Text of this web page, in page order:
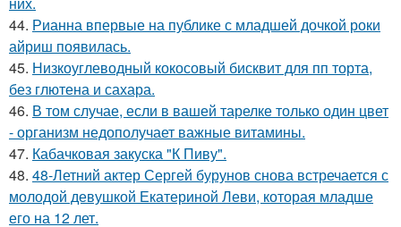
44. Рианна впервые на публике с младшей дочкой роки
айриш появилась.
45. Низкоуглеводный кокосовый бисквит для пп торта,
без глютена и сахара.
46. В том случае, если в вашей тарелке только один цвет
- организм недополучает важные витамины.
47. Кабачковая закуска "К Пиву".
48. 48-Летний актер Сергей бурунов снова встречается с
молодой девушкой Екатериной Леви, которая младше
его на 12 лет.